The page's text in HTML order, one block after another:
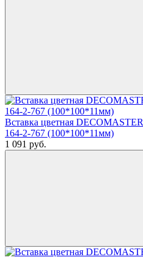
Вставка цветная DECOMASTER
164-2-767 (100*100*11мм)
1 091 руб.